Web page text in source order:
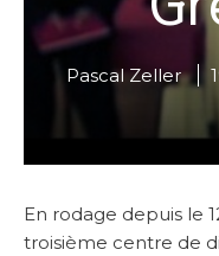
Pascal Zeller
En rodage depuis le
troisième centre de